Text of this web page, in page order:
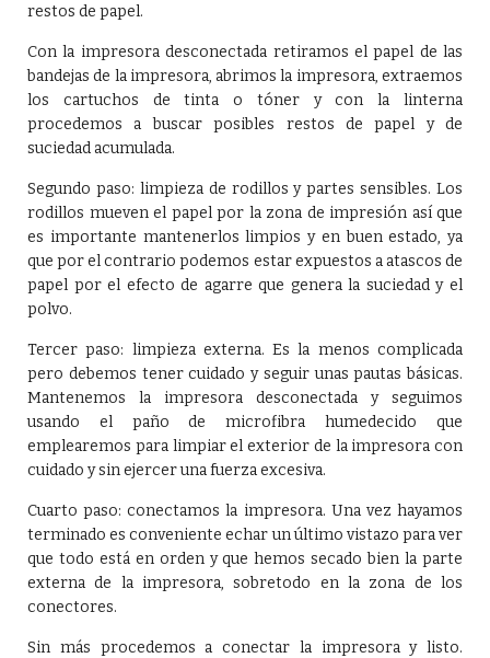
restos de papel.
Con la impresora desconectada retiramos el papel de las
bandejas de la impresora, abrimos la impresora, extraemos
los cartuchos de tinta o tóner y con la linterna
procedemos a buscar posibles restos de papel y de
suciedad acumulada.
Segundo paso: limpieza de rodillos y partes sensibles. Los
rodillos mueven el papel por la zona de impresión así que
es importante mantenerlos limpios y en buen estado, ya
que por el contrario podemos estar expuestos a atascos de
papel por el efecto de agarre que genera la suciedad y el
polvo.
Tercer paso: limpieza externa. Es la menos complicada
pero debemos tener cuidado y seguir unas pautas básicas.
Mantenemos la impresora desconectada y seguimos
usando el paño de microfibra humedecido que
emplearemos para limpiar el exterior de la impresora con
cuidado y sin ejercer una fuerza excesiva.
Cuarto paso: conectamos la impresora. Una vez hayamos
terminado es conveniente echar un último vistazo para ver
que todo está en orden y que hemos secado bien la parte
externa de la impresora, sobretodo en la zona de los
conectores.
Sin más procedemos a conectar la impresora y listo.